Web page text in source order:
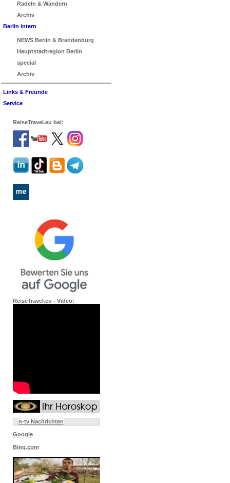
Radeln & Wandern
Archiv
Berlin intern
NEWS Berlin & Brandenburg
Hauptstadtregion Berlin
special
Archiv
Links & Freunde
Service
ReiseTravel.eu bei:
ReiseTravel.eu - Video:
n-tv Nachrichten
Google
Bing.com